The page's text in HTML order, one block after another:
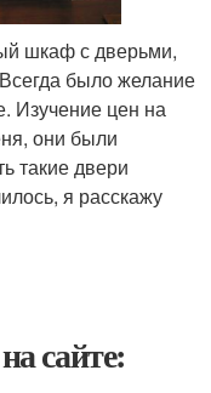
шкаф с дверьми,
было желание
Изучение цен на
они были
такие двери
я расскажу
сайте: